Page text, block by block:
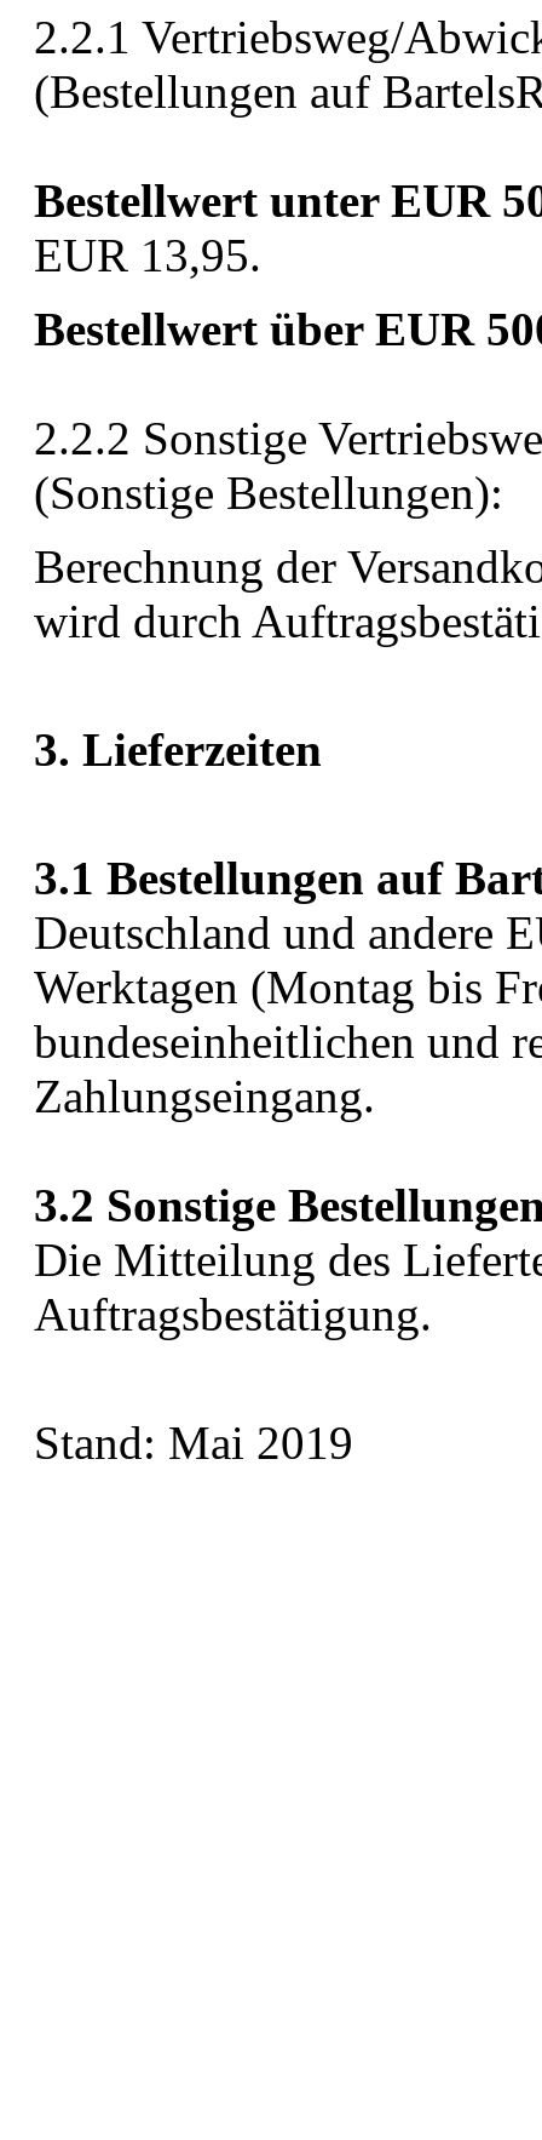
2.2.1 Vertriebsweg/
(Bestellungen auf
Bestellwert unter EUR
EUR 13,95.
Bestellwert über EUR
2.2.2 Sonstige
(Sonstige Bestellungen):
Berechnung der
wird durch
3. Lieferzeiten
3.1 Bestellungen auf
Deutschland und andere
Werktagen (Montag bis
bundeseinheitlichen und
Zahlungseingang.
3.2 Sonstige
Die Mitteilung des
Auftragsbestätigung.
Stand: Mai 2019